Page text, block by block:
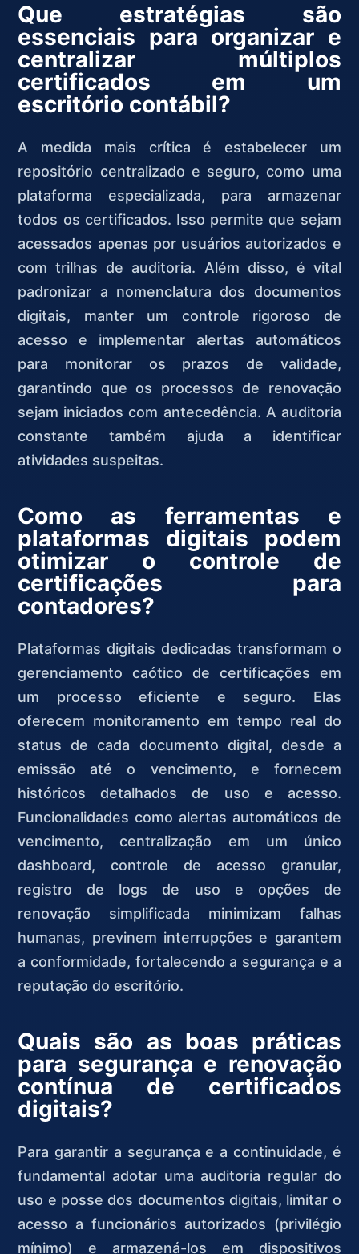
Que estratégias são
essenciais para organizar e
centralizar múltiplos
certificados em um
escritório contábil?
A medida mais crítica é estabelecer um
repositório centralizado e seguro, como uma
plataforma especializada, para armazenar
todos os certificados. Isso permite que sejam
acessados apenas por usuários autorizados e
com trilhas de auditoria. Além disso, é vital
padronizar a nomenclatura dos documentos
digitais, manter um controle rigoroso de
acesso e implementar alertas automáticos
para monitorar os prazos de validade,
garantindo que os processos de renovação
sejam iniciados com antecedência. A auditoria
constante também ajuda a identificar
atividades suspeitas.
Como as ferramentas e
plataformas digitais podem
otimizar o controle de
certificações para
contadores?
Plataformas digitais dedicadas transformam o
gerenciamento caótico de certificações em
um processo eficiente e seguro. Elas
oferecem monitoramento em tempo real do
status de cada documento digital, desde a
emissão até o vencimento, e fornecem
históricos detalhados de uso e acesso.
Funcionalidades como alertas automáticos de
vencimento, centralização em um único
dashboard, controle de acesso granular,
registro de logs de uso e opções de
renovação simplificada minimizam falhas
humanas, previnem interrupções e garantem
a conformidade, fortalecendo a segurança e a
reputação do escritório.
Quais são as boas práticas
para segurança e renovação
contínua de certificados
digitais?
Para garantir a segurança e a continuidade, é
fundamental adotar uma auditoria regular do
uso e posse dos documentos digitais, limitar o
acesso a funcionários autorizados (privilégio
mínimo) e armazená-los em dispositivos